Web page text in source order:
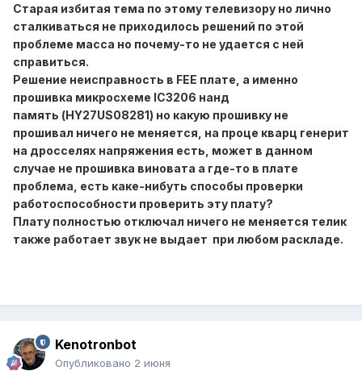
Старая избитая тема по этому телевизору но лично
сталкиваться не приходилось решений по этой
проблеме масса но почему-то не удается с ней
справиться.
Решение неисправность в FEE плате, а именно
прошивка микросхеме IC3206 нанд
память (HY27US08281) но какую прошивку не
прошивал ничего не меняется, на проце кварц генерит
на дросселях напряжения есть, может в данном
случае не прошивка виновата а где-то в плате
проблема, есть каке-нибуть способы проверки
работоспособности проверить эту плату?
Плату полностью отключал ничего не меняется телик
также работает звук не выдает при любом раскладе.
Kenotronbot
Опубликовано 2 июня